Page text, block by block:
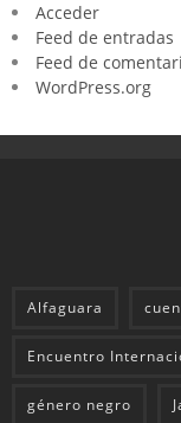
Acceder
Feed de entradas
Feed de
WordPress.org
Alfaguara
Encuentro
género negro